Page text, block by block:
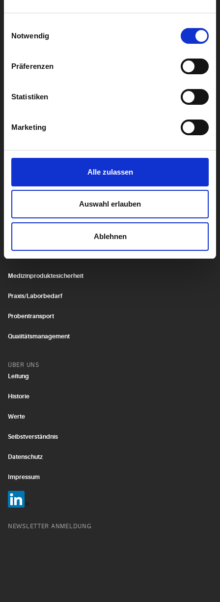
Notwendig
Präferenzen
Statistiken
Marketing
Alle zulassen
Auswahl erlauben
Ablehnen
Alle Diagnostik anzeigen
Alle Analysen anzeigen
Fortbildungen
Medizinproduktesicherheit
Praxis/Laborbedarf
Probentransport
Qualitätsmanagement
ÜBER UNS
Leitung
Historie
Werte
Selbstverständnis
Datenschutz
Impressum
NEWSLETTER ANMELDUNG